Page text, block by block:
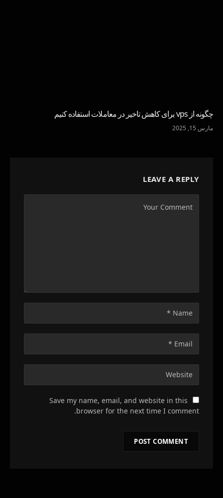
چگونه از vps برای کاهش تاخیر در معاملات استفاده کنیم
مارس 15, 2025
LEAVE A REPLY
Save my name, email, and website in this
browser for the next time I comment.